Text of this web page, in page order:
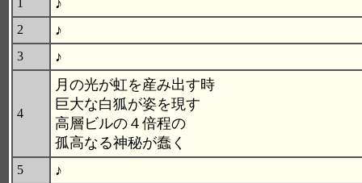
1 ♪
2 ♪
3 ♪
4
月の光が虹を産み出す時
巨大な白狐が姿を現す
高層ビルの４倍程の
孤高なる神秘が蠢く
5 ♪